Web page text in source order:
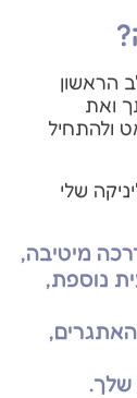
הראשון
ואת
ולהתחיל
בקליניקה שלי
מיטיבה,
נוספת,
שלך.